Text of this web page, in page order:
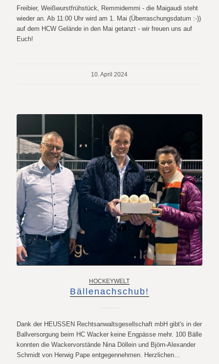
Freibier, Weißwurstfrühstück, Remmidemmi - die Maigaudi steht
wieder an. Ab 11:00 Uhr wird am 1. Mai (Überraschungsdatum :-))
auf dem HCW Gelände in den Mai getanzt - wir freuen uns auf
Euch!
10. April 2024
HOCKEYWELT
Bällenachschub!
Dank der HEUSSEN Rechtsanwaltsgesellschaft mbH gibt's in der
Ballversorgung beim HC Wacker keine Engpässe mehr. 100 Bälle
konnten die Wackervorstände Nina Döllein und Björn-Alexander
Schmidt von Herwig Pape entgegennehmen. Herzlichen…